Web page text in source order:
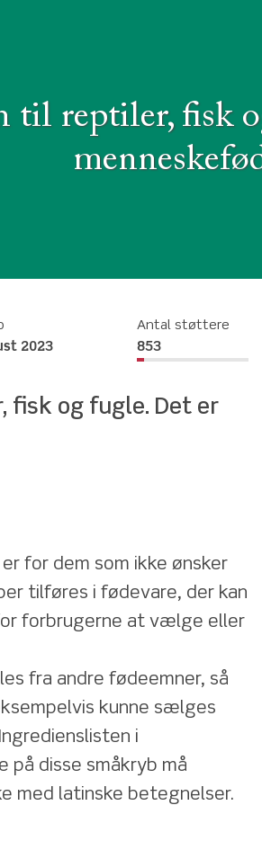
til reptiler, fisk
2023
Antal støttere
853
fisk og fugle. Det er
for dem som ikke ønsker
tilføres i fødevare, der kan
forbrugerne at vælge eller
fra andre fødeemner, så
kunne sælges
i
på disse småkryb må
med latinske betegnelser.